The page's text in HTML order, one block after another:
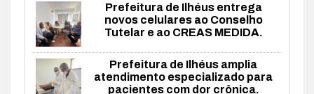
Prefeitura de Ilhéus entrega
novos celulares ao Conselho
Tutelar e ao CREAS MEDIDA.
Prefeitura de Ilhéus amplia
atendimento especializado para
pacientes com dor crônica.